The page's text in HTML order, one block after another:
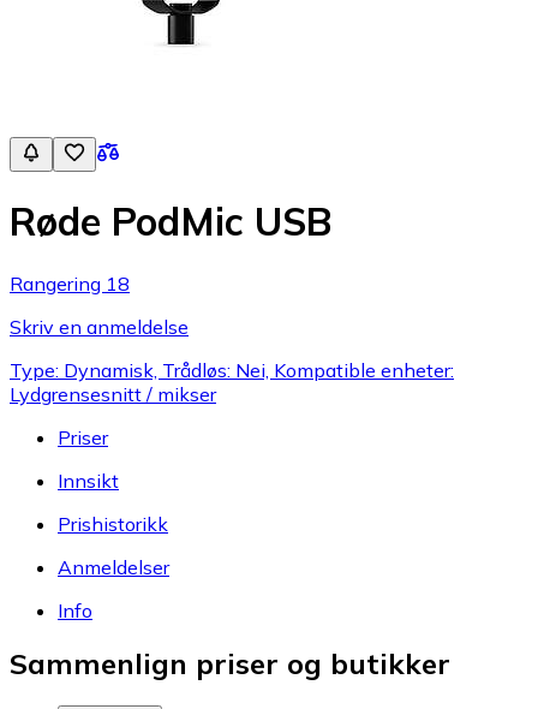
Røde PodMic USB
Rangering 18
Skriv en anmeldelse
Type: Dynamisk, Trådløs: Nei, Kompatible enheter:
Lydgrensesnitt / mikser
Priser
Innsikt
Prishistorikk
Anmeldelser
Info
Sammenlign priser og butikker